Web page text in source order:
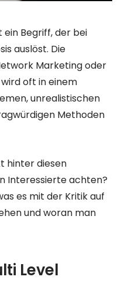
ein Begriff, der bei
auslöst. Die
Marketing oder
oft in einem
unrealistischen
Methoden
hinter diesen
Interessierte achten?
es mit der Kritik auf
und woran man
Level